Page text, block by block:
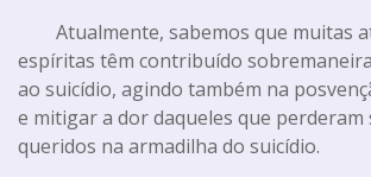
Atualmente, sabemos que muitas
espíritas têm contribuído
ao suicídio, agindo também na
e mitigar a dor daqueles que perderam
queridos na armadilha do suicídio.